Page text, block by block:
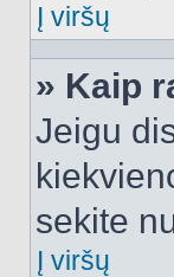
Į viršų
» Kaip
Jeigu
sekite
Į viršų